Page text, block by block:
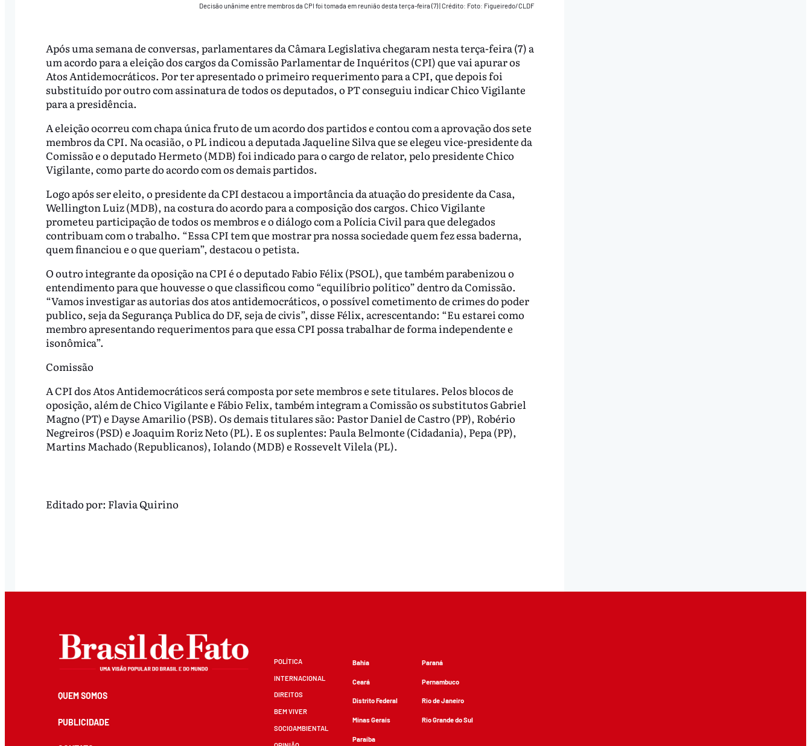
Decisão unânime entre membros da CPI foi tomada em reunião desta terça-feira (7)|Crédito: Foto: Figueiredo/CLDF
Após uma semana de conversas, parlamentares da Câmara Legislativa chegaram nesta terça-feira (7) a
um acordo para a eleição dos cargos da Comissão Parlamentar de Inquéritos (CPI) que vai apurar os
Atos Antidemocráticos. Por ter apresentado o primeiro requerimento para a CPI, que depois foi
substituído por outro com assinatura de todos os deputados, o PT conseguiu indicar Chico Vigilante
para a presidência.
A eleição ocorreu com chapa única fruto de um acordo dos partidos e contou com a aprovação dos sete
membros da CPI. Na ocasião, o PL indicou a deputada Jaqueline Silva que se elegeu vice-presidente da
Comissão e o deputado Hermeto (MDB) foi indicado para o cargo de relator, pelo presidente Chico
Vigilante, como parte do acordo com os demais partidos.
Logo após ser eleito, o presidente da CPI destacou a importância da atuação do presidente da Casa,
Wellington Luiz (MDB), na costura do acordo para a composição dos cargos. Chico Vigilante
prometeu participação de todos os membros e o diálogo com a Polícia Civil para que delegados
contribuam com o trabalho. “Essa CPI tem que mostrar pra nossa sociedade quem fez essa baderna,
quem financiou e o que queriam”, destacou o petista.
O outro integrante da oposição na CPI é o deputado Fabio Félix (PSOL), que também parabenizou o
entendimento para que houvesse o que classificou como “equilíbrio político” dentro da Comissão.
“Vamos investigar as autorias dos atos antidemocráticos, o possível cometimento de crimes do poder
publico, seja da Segurança Publica do DF, seja de civis”, disse Félix, acrescentando: “Eu estarei como
membro apresentando requerimentos para que essa CPI possa trabalhar de forma independente e
isonômica”.
Comissão
A CPI dos Atos Antidemocráticos será composta por sete membros e sete titulares. Pelos blocos de
oposição, além de Chico Vigilante e Fábio Felix, também integram a Comissão os substitutos Gabriel
Magno (PT) e Dayse Amarilio (PSB). Os demais titulares são: Pastor Daniel de Castro (PP), Robério
Negreiros (PSD) e Joaquim Roriz Neto (PL). E os suplentes: Paula Belmonte (Cidadania), Pepa (PP),
Martins Machado (Republicanos), Iolando (MDB) e Rossevelt Vilela (PL).
Editado por: Flavia Quirino
QUEM SOMOS
PUBLICIDADE
POLÍTICA
INTERNACIONAL
DIREITOS
BEM VIVER
SOCIOAMBIENTAL
Bahia
Ceará
Distrito Federal
Minas Gerais
Paraíba
Paraná
Pernambuco
Rio de Janeiro
Rio Grande do Sul